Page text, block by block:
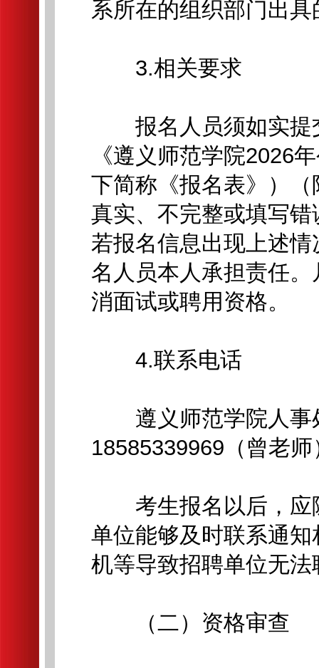
系所在的组织部门出
3.相关要求
报名人员须如实提
《遵义师范学院2026
下简称《报名表》）
真实、不完整或填写
若报名信息出现上述
名人员本人承担责任
消面试或聘用资格。
4.联系电话
遵义师范学院人事
18585339969（曾老
考生报名以后，应
单位能够及时联系通
机等导致招聘单位无
（二）资格审查